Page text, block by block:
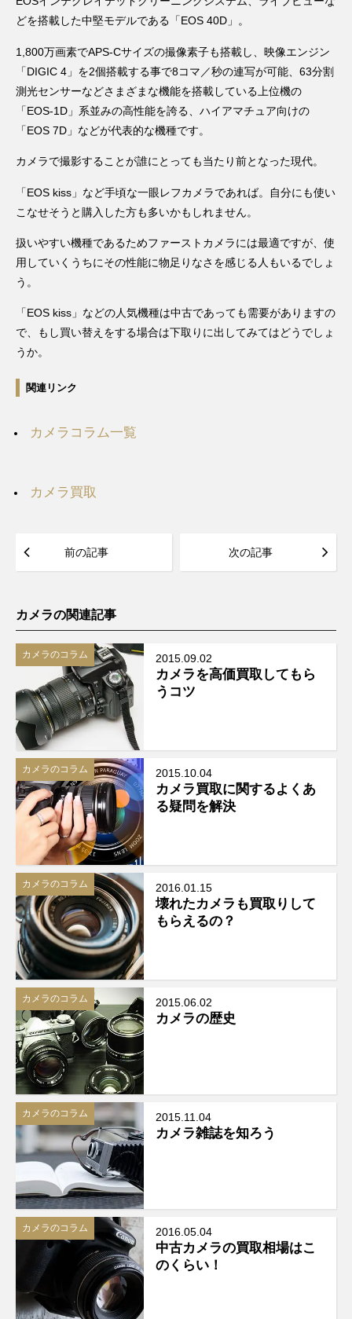
どを搭載した中堅モデルである「EOS 40D」。
1,800万画素でAPS-Cサイズの撮像素子も搭載し、映像エンジン
「DIGIC 4」を2個搭載する事で8コマ／秒の連写が可能、63分割
測光センサーなどさまざまな機能を搭載している上位機の
「EOS-1D」系並みの高性能を誇る、ハイアマチュア向けの
「EOS 7D」などが代表的な機種です。
カメラで撮影することが誰にとっても当たり前となった現代。
「EOS kiss」など手頃な一眼レフカメラであれば。自分にも使い
こなせそうと購入した方も多いかもしれません。
扱いやすい機種であるためファーストカメラには最適ですが、使
用していくうちにその性能に物足りなさを感じる人もいるでしょ
う。
「EOS kiss」などの人気機種は中古であっても需要がありますの
で、もし買い替えをする場合は下取りに出してみてはどうでしょ
うか。
関連リンク
カメラコラム一覧
カメラ買取
前の記事 次の記事
カメラの関連記事
カメラのコラム 2015.09.02
カメラを高価買取してもら
うコツ
カメラのコラム 2015.10.04
カメラ買取に関するよくあ
る疑問を解決
カメラのコラム 2016.01.15
壊れたカメラも買取りして
もらえるの？
カメラのコラム 2015.06.02
カメラの歴史
カメラのコラム 2015.11.04
カメラ雑誌を知ろう
カメラのコラム 2016.05.04
中古カメラの買取相場はこ
のくらい！